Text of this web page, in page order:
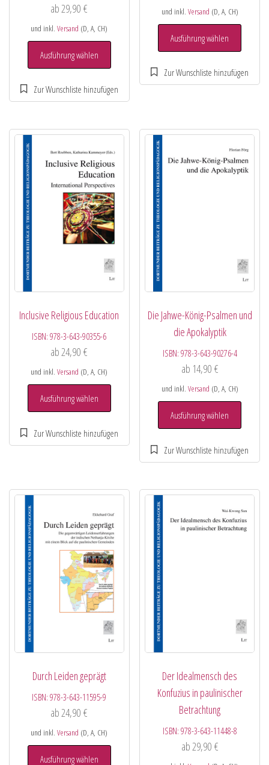
ab 29,90€
und inkl.Versand (D, A, CH)
Ausführung wählen
und inkl. Versand (D, A, CH)
Ausführung wählen
Inclusive Religious Education
ISBN:978-3-643-90355-6
ab24,90€
und inkl.Versand (D, A, CH)
Ausführung wählen
Die Jahwe-König-Psalmen und
die Apokalyptik
ISBN: 978-3-643-90276-4
ab 14,90 €
und inkl. Versand (D, A, CH)
Ausführung wählen
Durch Leiden geprägt
ISBN:978-3-643-11595-9
ab 24,90€
und inkl.Versand (D, A, CH)
Ausführung wählen
Der Idealmensch des
Konfuzius in paulinischer
Betrachtung
ISBN: 978-3-643-11448-8
ab 29,90 €